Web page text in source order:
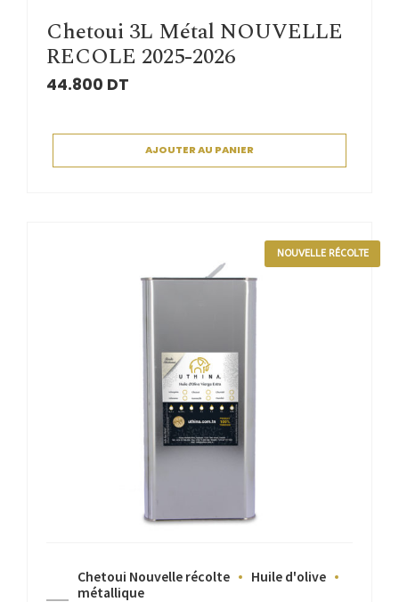
Chetoui 3L Métal NOUVELLE
RECOLE 2025-2026
44.800 DT
AJOUTER AU PANIER
NOUVELLE RÉCOLTE
Chetoui Nouvelle récolte
Huile d'olive
métallique